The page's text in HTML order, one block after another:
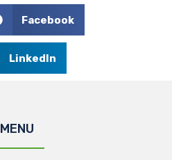
Facebook
LinkedIn
MENU